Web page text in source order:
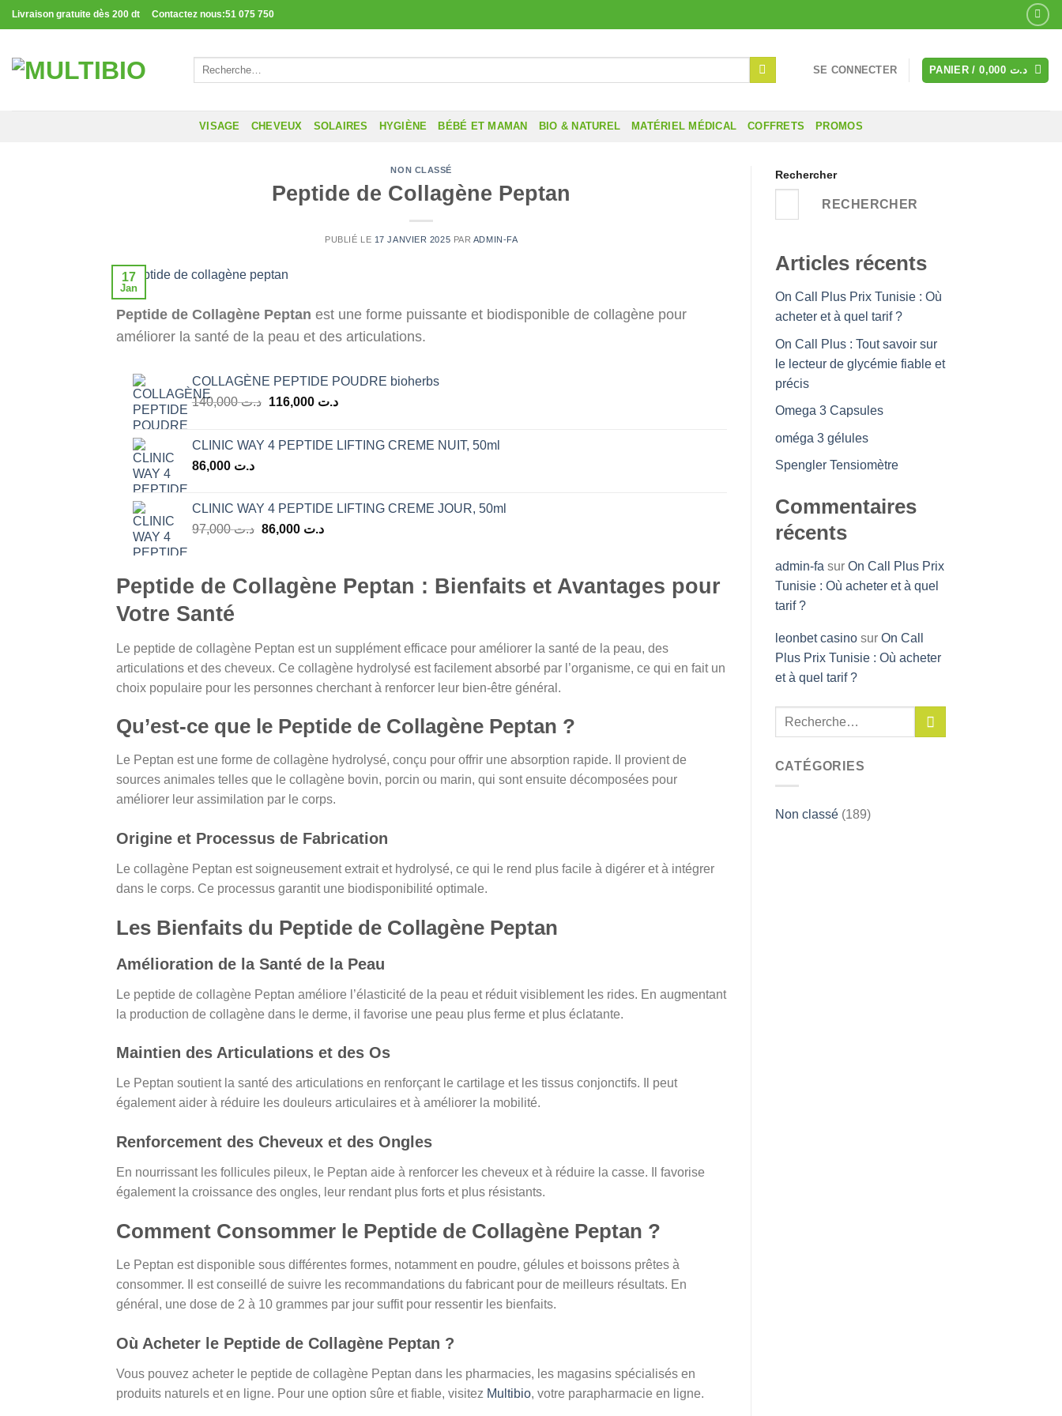
Passer
au
Livraison gratuite dès 200 dt Contactez nous:51 075 750
Recherche
SE CONNECTER PANIER / د.ت
VISAGE CHEVEUX SOLAIRES HYGIÈNE BÉBÉ ET MAMAN BIO & NATUREL MATÉRIEL MÉDICAL COFFRETS PROMOS
NON CLASSÉ
Peptide de Collagène Peptan
PUBLIÉ LE 17 JANVIER 2025 PAR ADMIN-FA
17
Jan
Peptide de Collagène Peptan est une forme puissante et biodisponible de collagène pour
améliorer la santé de la peau et des articulations.
COLLAGÈNE PEPTIDE POUDRE bioherbs
د.ت140,000
Le
était :
د.ت 116,000
Le
est :
CLINIC WAY 4 PEPTIDE LIFTING CREME NUIT, 50ml
د.ت 86,000
CLINIC WAY 4 PEPTIDE LIFTING CREME JOUR, 50ml
د.ت97,000
Le
était :
د.ت 97,000.
د.ت 86,000
Le
est :
د.ت 86,000.
Peptide de Collagène Peptan : Bienfaits et Avantages pour
Votre Santé
Le peptide de collagène Peptan est un supplément efficace pour améliorer la santé de la peau, des
articulations et des cheveux. Ce collagène hydrolysé est facilement absorbé par l’organisme, ce qui en fait un
choix populaire pour les personnes cherchant à renforcer leur bien-être général.
Qu’est-ce que le Peptide de Collagène Peptan ?
Le Peptan est une forme de collagène hydrolysé, conçu pour offrir une absorption rapide. Il provient de
sources animales telles que le collagène bovin, porcin ou marin, qui sont ensuite décomposées pour
améliorer leur assimilation par le corps.
Origine et Processus de Fabrication
Le collagène Peptan est soigneusement extrait et hydrolysé, ce qui le rend plus facile à digérer et à intégrer
dans le corps. Ce processus garantit une biodisponibilité optimale.
Les Bienfaits du Peptide de Collagène Peptan
Amélioration de la Santé de la Peau
Le peptide de collagène Peptan améliore l’élasticité de la peau et réduit visiblement les rides. En augmentant
la production de collagène dans le derme, il favorise une peau plus ferme et plus éclatante.
Maintien des Articulations et des Os
Le Peptan soutient la santé des articulations en renforçant le cartilage et les tissus conjonctifs. Il peut
également aider à réduire les douleurs articulaires et à améliorer la mobilité.
Renforcement des Cheveux et des Ongles
En nourrissant les follicules pileux, le Peptan aide à renforcer les cheveux et à réduire la casse. Il favorise
également la croissance des ongles, leur rendant plus forts et plus résistants.
Comment Consommer le Peptide de Collagène Peptan ?
Le Peptan est disponible sous différentes formes, notamment en poudre, gélules et boissons prêtes à
consommer. Il est conseillé de suivre les recommandations du fabricant pour de meilleurs résultats. En
général, une dose de 2 à 10 grammes par jour suffit pour ressentir les bienfaits.
Où Acheter le Peptide de Collagène Peptan ?
Vous pouvez acheter le peptide de collagène Peptan dans les pharmacies, les magasins spécialisés en
produits naturels et en ligne. Pour une option sûre et fiable, visitez Multibio, votre parapharmacie en ligne.
Rechercher
RECHERCHER
Articles récents
On Call Plus Prix Tunisie : Où
acheter et à quel tarif ?
On Call Plus : Tout savoir sur
le lecteur de glycémie fiable et
précis
Omega 3 Capsules
oméga 3 gélules
Spengler Tensiomètre
Commentaires
récents
admin-fa sur On Call Plus Prix
Tunisie : Où acheter et à quel
tarif ?
leonbet casinosur On Call
Plus Prix Tunisie : Où acheter
et à quel tarif ?
CATÉGORIES
Non classé(189)